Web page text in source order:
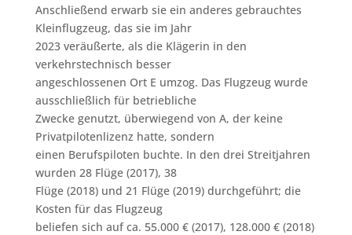
Anschließend erwarb sie ein anderes gebrauchtes
Kleinflugzeug, das sie im Jahr
2023 veräußerte, als die Klägerin in den
verkehrstechnisch besser
angeschlossenen Ort E umzog. Das Flugzeug wurde
ausschließlich für betriebliche
Zwecke genutzt, überwiegend von A, der keine
Privatpilotenlizenz hatte, sondern
einen Berufspiloten buchte. In den drei Streitjahren
wurden 28 Flüge (2017), 38
Flüge (2018) und 21 Flüge (2019) durchgeführt; die
Kosten für das Flugzeug
beliefen sich auf ca. 55.000 € (2017), 128.000 € (2018)